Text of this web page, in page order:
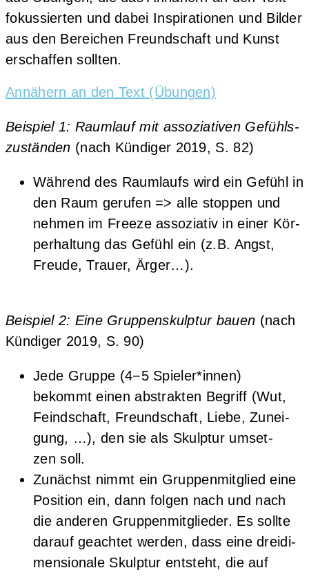
fokus­sier­ten und dabei Inspi­ra­tio­nen und Bil­der
aus den Berei­chen Freund­schaft und Kunst
erschaf­fen sollten.
Annä­hern an den Text (Übun­gen)
Bei­spiel 1: Raum­lauf mit asso­zia­ti­ven Gefühls­
zu­stän­den (nach Kün­di­ger 2019, S. 82)
Wäh­rend des Raum­laufs wird ein Gefühl in
den Raum geru­fen => alle stop­pen und
neh­men im Free­ze asso­zia­tiv in einer Kör­
per­hal­tung das Gefühl ein (z.B. Angst,
Freu­de, Trau­er, Ärger…).
Bei­spiel 2: Eine Grup­pen­skulp­tur bau­en (nach
Kün­di­ger 2019, S. 90)
Jede Grup­pe (4−5 Spieler*innen)
bekommt einen abs­trak­ten Begriff (Wut,
Feind­schaft, Freund­schaft, Lie­be, Zunei­
gung, …), den sie als Skulp­tur umset­
zen soll.
Zunächst nimmt ein Grup­pen­mit­glied eine
Posi­ti­on ein, dann fol­gen nach und nach
die ande­ren Grup­pen­mit­glie­der. Es soll­te
dar­auf geach­tet wer­den, dass eine drei­di­
men­sio­na­le Skulp­tur ent­steht, die auf